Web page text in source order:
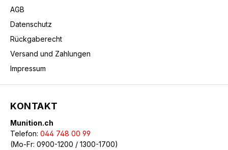
AGB
Datenschutz
Rückgaberecht
Versand und Zahlungen
Impressum
KONTAKT
Munition.ch
Telefon: 044 748 00 99
(Mo-Fr: 0900-1200 / 1300-1700)